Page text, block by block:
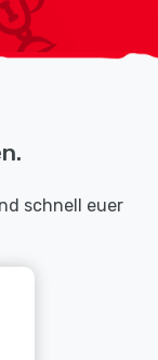
schnell euer